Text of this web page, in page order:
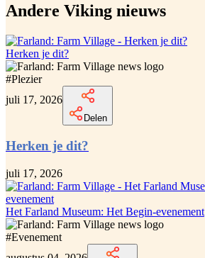
Andere Viking nieuws
Herken je dit?
#Plezier
juli 17, 2026
Delen
Herken je dit?
juli 17, 2026
Het Farland Museum: Het Begin-evenement
#Evenement